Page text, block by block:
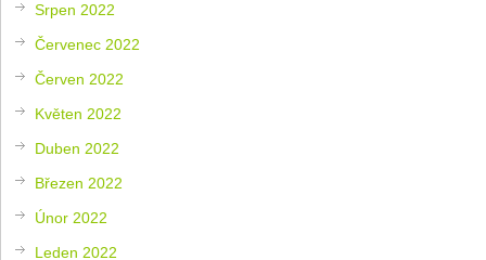
Srpen 2022
Červenec 2022
Červen 2022
Květen 2022
Duben 2022
Březen 2022
Únor 2022
Leden 2022